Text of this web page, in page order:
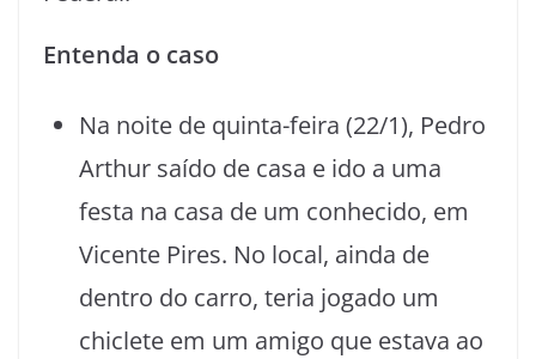
Entenda o caso
Na noite de quinta-feira (22/1), Pedro
Arthur saído de casa e ido a uma
festa na casa de um conhecido, em
Vicente Pires. No local, ainda de
dentro do carro, teria jogado um
chiclete em um amigo que estava ao